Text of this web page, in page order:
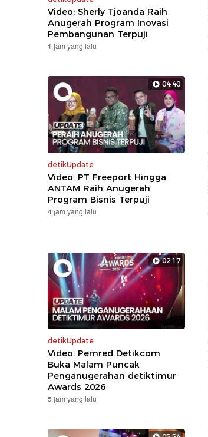
Video: Sherly Tjoanda Raih
Anugerah Program Inovasi
Pembangunan Terpuji
1 jam yang lalu
04:40
detikUpdate
Video: PT Freeport Hingga
ANTAM Raih Anugerah
Program Bisnis Terpuji
4 jam yang lalu
02:17
detikUpdate
Video: Pemred Detikcom
Buka Malam Puncak
Penganugerahan detiktimur
Awards 2026
5 jam yang lalu